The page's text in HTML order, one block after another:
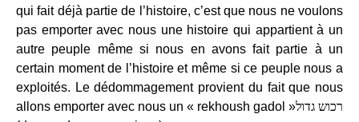
qui fait déjà partie de l’histoire, c’est que nous ne voulons
pas emporter avec nous une histoire qui appartient à un
autre peuple même si nous en avons fait partie à un
certain moment de l’histoire et même si ce peuple nous a
exploités. Le dédommagement provient du fait que nous
allons emporter avec nous un « rekhoush gadol »רכוש גדול